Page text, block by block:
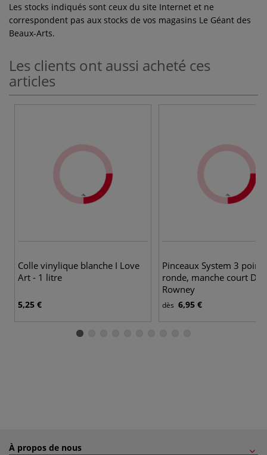
Les stocks indiqués sont ceux du site Internet et ne
correspondent pas aux stocks de vos magasins Le Géant des
Beaux-Arts.
Les clients ont aussi acheté ces
articles
Colle vinylique blanche I Love
Art - 1 litre
5,25 €
Pinceaux System 3 pointe
ronde, manche court
Rowney
dès 6,95 €
À propos de nous